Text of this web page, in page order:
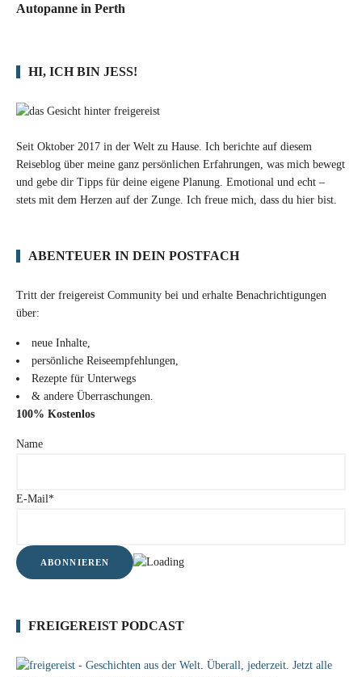
Autopanne in Perth
HI, ICH BIN JESS!
Seit Oktober 2017 in der Welt zu Hause. Ich berichte auf diesem
Reiseblog über meine ganz persönlichen Erfahrungen, was mich bewegt
und gebe dir Tipps für deine eigene Planung. Emotional und echt –
stets mit dem Herzen auf der Zunge. Ich freue mich, dass du hier bist.
ABENTEUER IN DEIN POSTFACH
Tritt der freigereist Community bei und erhalte Benachrichtigungen
über:
neue Inhalte,
persönliche Reiseempfehlungen,
Rezepte für Unterwegs
& andere Überraschungen.
100% Kostenlos
Name
E-Mail*
FREIGEREIST PODCAST